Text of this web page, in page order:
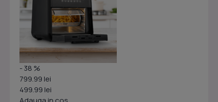
- 38 %
799.99 lei
499.99 lei